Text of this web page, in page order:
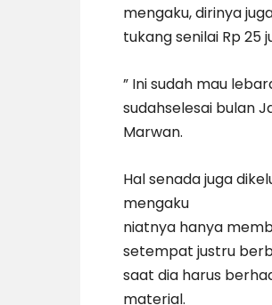
mengaku, dirinya
tukang senilai Rp
” Ini sudah mau
sudahselesai bulan
Marwan.
Hal senada juga
mengaku
niatnya hanya
setempat justru
saat dia harus
material.